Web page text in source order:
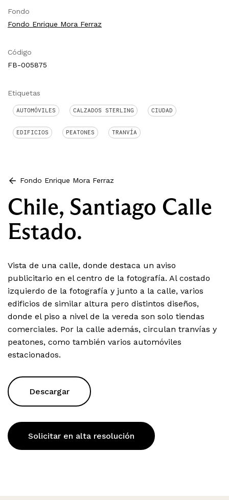
Fondo
Fondo Enrique Mora Ferraz
Código
FB-005875
Etiquetas
AUTOMÓVILES CALZADOS STERLING CIUDAD
EDIFICIOS PEATONES TRANVÍA
Fondo Enrique Mora Ferraz
Chile, Santiago Calle
Estado.
Vista de una calle, donde destaca un aviso
publicitario en el centro de la fotografía. Al costado
izquierdo de la fotografía y junto a la calle, varios
edificios de similar altura pero distintos diseños,
donde el piso a nivel de la vereda son solo tiendas
comerciales. Por la calle además, circulan tranvías y
peatones, como también varios automóviles
estacionados.
Descargar
Solicitar en alta resolución